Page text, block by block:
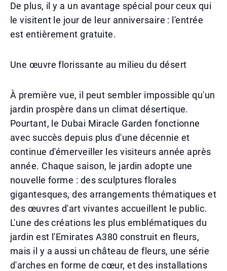
De plus, il y a un avantage spécial pour ceux qui
le visitent le jour de leur anniversaire : l'entrée
est entièrement gratuite.
Une œuvre florissante au milieu du désert
À première vue, il peut sembler impossible qu'un
jardin prospère dans un climat désertique.
Pourtant, le Dubai Miracle Garden fonctionne
avec succès depuis plus d'une décennie et
continue d'émerveiller les visiteurs année après
année. Chaque saison, le jardin adopte une
nouvelle forme : des sculptures florales
gigantesques, des arrangements thématiques et
des œuvres d'art vivantes accueillent le public.
L'une des créations les plus emblématiques du
jardin est l'Emirates A380 construit en fleurs,
mais il y a aussi un château de fleurs, une série
d'arches en forme de cœur, et des installations